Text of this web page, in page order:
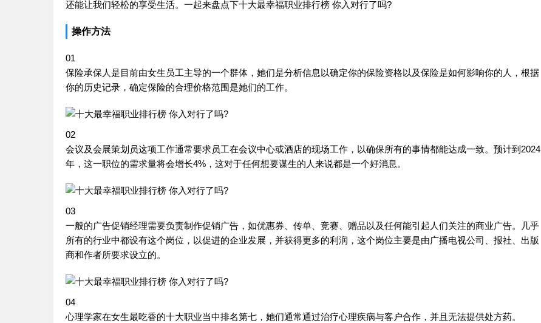
还能让我们轻松的享受生活。一起来盘点下十大最幸福职业排行榜 你入对行了吗?
操作方法
01
保险承保人是目前由女生员工主导的一个群体，她们是分析信息以确定你的保险资格以及保险是如何影响你的人，根据
你的历史记录，确定保险的合理价格范围是她们的工作。
02
会议及会展策划员这项工作通常要求员工在会议中心或酒店的现场工作，以确保所有的事情都能达成一致。预计到2024
年，这一职位的需求量将会增长4%，这对于任何想要谋生的人来说都是一个好消息。
03
一般的广告促销经理需要负责制作促销广告，如优惠券、传单、竞赛、赠品以及任何能引起人们关注的商业广告。几乎
所有的行业中都设有这个岗位，以促进的企业发展，并获得更多的利润，这个岗位主要是由广播电视公司、报社、出版
商和作者所要求设立的。
04
心理学家在女生最吃香的十大职业当中排名第七，她们通常通过治疗心理疾病与客户合作，并且无法提供处方药。